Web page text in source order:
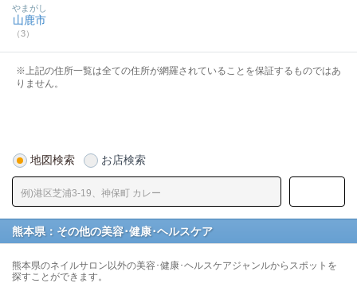
山鹿市
（3）
やまがし
※上記の住所一覧は全ての住所が網羅されていることを保証するものではあ
りません。
地図検索 お店検索
熊本県：その他の美容･健康･ヘルスケア
熊本県のネイルサロン以外の美容･健康･ヘルスケアジャンルからスポットを
探すことができます。